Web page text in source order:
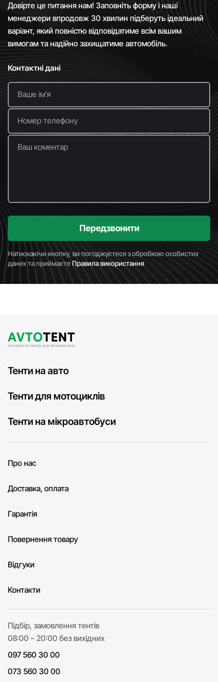
Довірте це питання нам! Заповніть форму і наші
менеджери впродовж 30 хвилин підберуть ідеальний
варіант, який повністю відповідатиме всім вашим
вимогам та надійно захищатиме автомобіль.
Контактні дані
Ваше імʼя
Номер телефону
Ваш коментар
Передзвонити
Натискаючи кнопку, ви погоджуєтеся з обробкою особистих
даних та приймаєтеПравила використання
Тенти на авто
Тенти для мотоциклів
Тенти на мікроавтобуси
Про нас
Доставка, оплата
Гарантія
Повернення товару
Відгуки
Контакти
Підбір, замовлення тентів
08:00 – 20:00 без вихідних
097 560 30 00
073 560 30 00